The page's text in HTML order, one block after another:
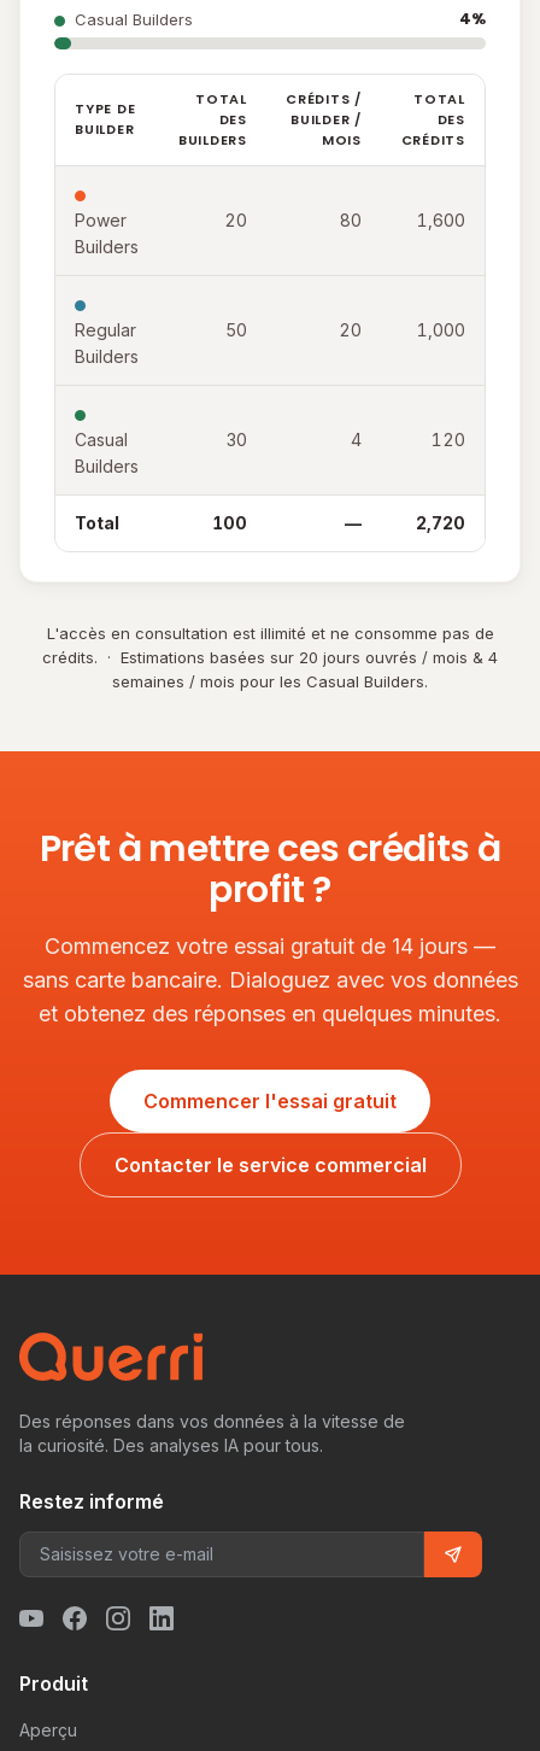
Casual Builders 4%
TYPE DE
BUILDER
TOTAL
DES
BUILDERS
CRÉDITS /
BUILDER /
MOIS
TOTAL
DES
CRÉDITS
Power
Builders
20 80 1,600
Regular
Builders
50 20 1,000
Casual
Builders
30 4 120
Total 100 — 2,720
L'accès en consultation est illimité et ne consomme pas de
crédits. · Estimations basées sur 20 jours ouvrés / mois & 4
semaines / mois pour les Casual Builders.
Prêt à mettre ces crédits à
profit ?
Commencez votre essai gratuit de 14 jours —
sans carte bancaire. Dialoguez avec vos données
et obtenez des réponses en quelques minutes.
Commencer l'essai gratuit
Contacter le service commercial
Des réponses dans vos données à la vitesse de
la curiosité. Des analyses IA pour tous.
Restez informé
Produit
Aperçu